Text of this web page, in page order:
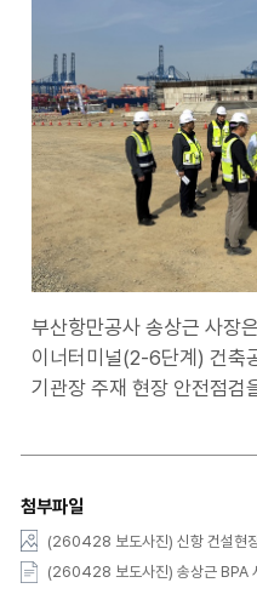
부산항만공사 송상근 사장
이너터미널(2-6단계) 건축
기관장 주재 현장 안전점검
첨부파일
(260428 보도사진) 신항 건설현